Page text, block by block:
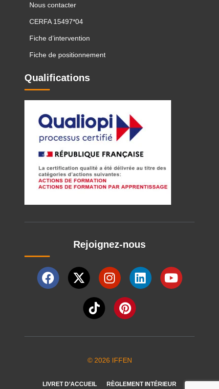
Nous contacter
CERFA 15497*04
Fiche d’intervention
Fiche de positionnement
Qualifications
Rejoignez-nous
© 2026 IFFEN
LIVRET D’ACCUEIL RÈGLEMENT INTÉRIEUR